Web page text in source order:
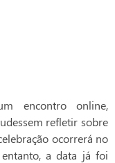
encontro online,
refletir sobre
ocorrerá no
a data já foi